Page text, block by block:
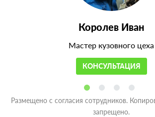
Королев Иван
Мастер кузовного цеха
КОНСУЛЬТАЦИЯ
Размещено с согласия сотрудников.
запрещено.